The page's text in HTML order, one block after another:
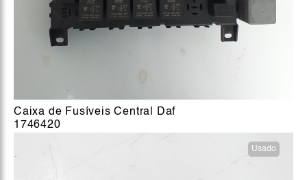
Caixa de Fusíveis Central Daf
1746420
Usado